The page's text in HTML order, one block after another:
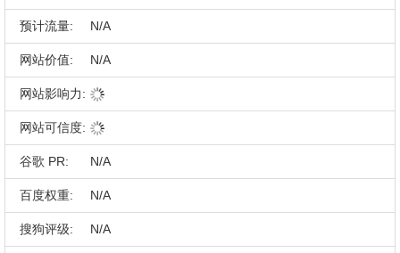
预计流量: N/A
网站价值: N/A
网站影响力:
网站可信度:
谷歌 PR: N/A
百度权重: N/A
搜狗评级: N/A